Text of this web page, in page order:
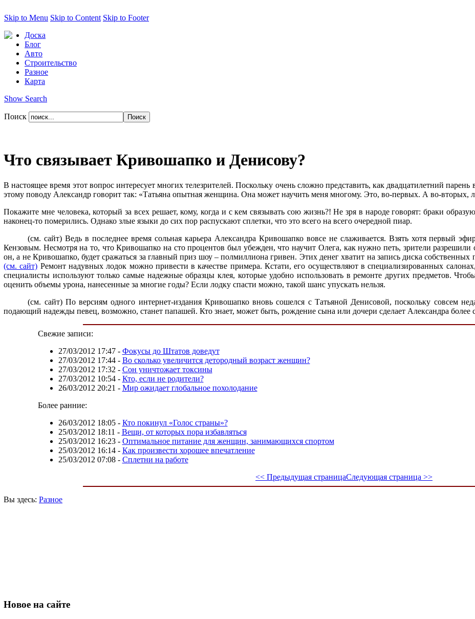
Skip to Menu Skip to Content Skip to Footer
Доска
Блог
Авто
Строительство
Разное
Карта
Show Search
Поиск
Что связывает Кривошапко и Денисову?
В настоящее время этот вопрос интересует многих телезрителей. Поскольку очень сложно представить, как двадцатилетний
этому поводу Александр говорит так: «Татьяна опытная женщина. Она может научить меня многому. Это, во-первых. А во-вторых,
Покажите мне человека, который за всех решает, кому, когда и с кем связывать сою жизнь?! Не зря в народе говорят: браки
наконец-то померились. Однако злые языки до сих пор распускают сплетки, что это всего на всего очередной пиар.
(см. сайт) Ведь в последнее время сольная карьера Александра Кривошапко вовсе не слаживается. Взять хотя первый
Кензовым. Несмотря на то, что Кривошапко на сто процентов был убежден, что научит Олега, как нужно петь, зрители разрешили
он, а не Кривошапко, будет сражаться за главный приз шоу – полмиллиона гривен. Этих денег хватит на запись диска
(см. сайт) Ремонт надувных лодок можно привести в качестве примера. Кстати, его осуществляют в специализированных
специалисты используют только самые надежные образцы клея, которые удобно использовать в ремонте других предметов.
оценить объемы урона, нанесенные за многие годы? Если лодку спасти можно, такой шанс упускать нельзя.
(см. сайт) По версиям одного интернет-издания Кривошапко вновь сошелся с Татьяной Денисовой, поскольку совсем
подающий надежды певец, возможно, станет папашей. Кто знает, может быть, рождение сына или дочери сделает Александра более
Свежие записи:
27/03/2012 17:47- Фокусы до Штатов доведут
27/03/2012 17:44- Во сколько увеличится детородный возраст женщин?
27/03/2012 17:32 - Сон уничтожает токсины
27/03/2012 10:54- Кто, если не родители?
26/03/2012 20:21 - Мир ожидает глобальное похолодание
Более ранние:
26/03/2012 18:05- Кто покинул «Голос страны»?
25/03/2012 18:11 - Вещи, от которых пора избавляться
25/03/2012 16:23- Оптимальное питание для женщин, занимающихся спортом
25/03/2012 16:14- Как произвести хорошее впечатление
25/03/2012 07:08- Сплетни на работе
<< Предыдущая страницаСледующая страница >>
Вы здесь: Разное
Новое на сайте